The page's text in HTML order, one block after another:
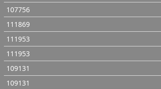
107756
111869
111953
111953
109131
109131